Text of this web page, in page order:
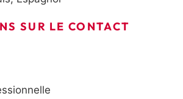
SUR LE CONTACT